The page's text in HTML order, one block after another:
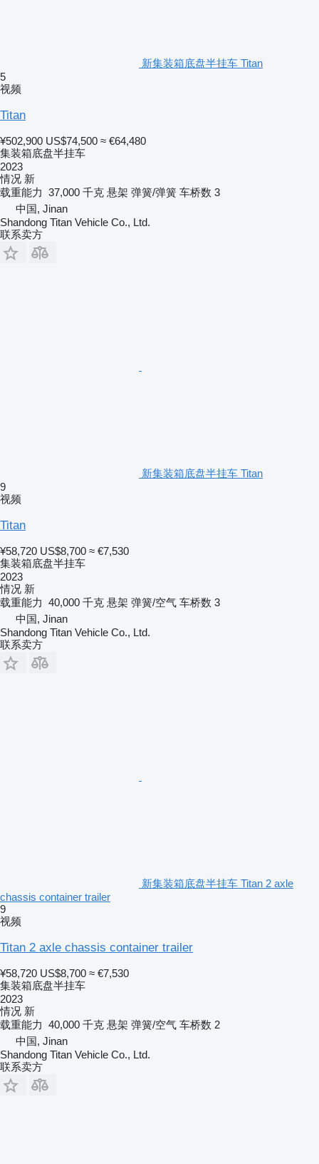
新集装箱底盘半挂车 Titan
5
视频
Titan
¥502,900 US$74,500 ≈ €64,480
集装箱底盘半挂车
2023
情况 新
载重能力 37,000 千克 悬架 弹簧/弹簧 车桥数 3
中国, Jinan
Shandong Titan Vehicle Co., Ltd.
联系卖方
新集装箱底盘半挂车 Titan
9
视频
Titan
¥58,720 US$8,700 ≈ €7,530
集装箱底盘半挂车
2023
情况 新
载重能力 40,000 千克 悬架 弹簧/空气 车桥数 3
中国, Jinan
Shandong Titan Vehicle Co., Ltd.
联系卖方
新集装箱底盘半挂车 Titan 2 axle
chassis container trailer
9
视频
Titan 2 axle chassis container trailer
¥58,720 US$8,700 ≈ €7,530
集装箱底盘半挂车
2023
情况 新
载重能力 40,000 千克 悬架 弹簧/空气 车桥数 2
中国, Jinan
Shandong Titan Vehicle Co., Ltd.
联系卖方